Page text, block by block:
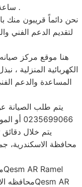
ساعة بجميع احياء الاسكندرية .
نحن دائماً قريبون منك
لتقديم الدعم الفني
هنا موقع مركز
الكهربائية المنزلية ،
المساعدة والدعم
يتم طلب الصيانة
يتم خلال
محافظة الاسكندرية،
Qesm AR Ramel
محافظهQesm AR